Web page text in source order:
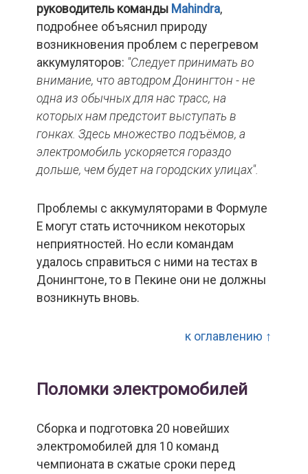
руководитель команды Mahindra,
подробнее объяснил природу
возникновения проблем с перегревом
аккумуляторов: "Следует принимать во
внимание, что автодром Донингтон - не
одна из обычных для нас трасс, на
которых нам предстоит выступать в
гонках. Здесь множество подъёмов, а
электромобиль ускоряется гораздо
дольше, чем будет на городских улицах".
Проблемы с аккумуляторами в Формуле
Е могут стать источником некоторых
неприятностей. Но если командам
удалось справиться с ними на тестах в
Донингтоне, то в Пекине они не должны
возникнуть вновь.
к оглавлению ↑
Поломки электромобилей
Сборка и подготовка 20 новейших
электромобилей для 10 команд
чемпионата в сжатые сроки перед